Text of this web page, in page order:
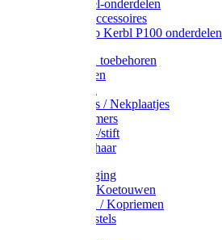
Drinknippel-onderdelen
Drinkbak accessoires
Weidepomp Kerbl P100 onderdelen
Oormerken toebehoren
Enkelbanden
Halsplaatjes / Nekplaatjes
Kokernummers
Merkspray-/stift
Veemerkschaar
Uierverzorging
Halsters & Koetouwen
Halsriemen / Kopriemen
Koerugborstels